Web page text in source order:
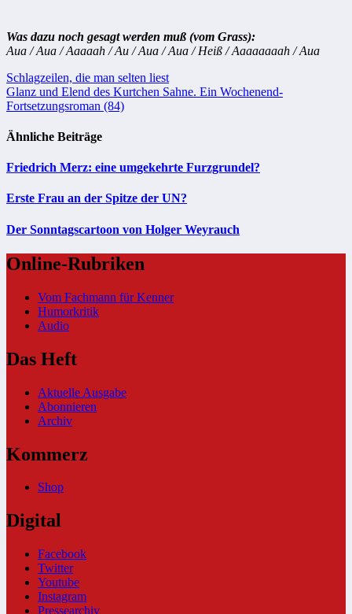
Was dazu noch gesagt werden muß (vom Grass):
Aua / Aua / Aaaaah / Au / Aua / Aua / Heiß / Aaaaaaaah / Aua
Beitragsnavigation
Schlagzeilen, die man selten liest
Glanz und Elend des Kurtchen Sahne. Ein Wochenend-
Fortsetzungsroman (84)
Ähnliche Beiträge
Friedrich Merz: eine umgekehrte Furzgrundel?
Erste Frau an der Spitze der UN?
Der Sonntagscartoon von Holger Weyrauch
Online-Rubriken
Vom Fachmann für Kenner
Humorkritik
Audio
Das Heft
Aktuelle Ausgabe
Abonnieren
Archiv
Kommerz
Shop
Digital
Facebook
Twitter
Youtube
Instagram
Pressearchiv